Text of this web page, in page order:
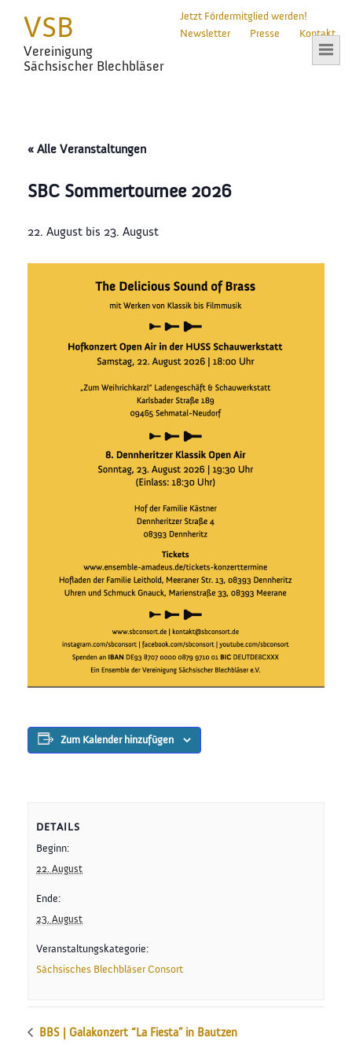
VSB
Vereinigung
Sächsischer Blechbläser
Jetzt Fördermitglied werden!
Newsletter
Presse Kontakt
« Alle Veranstaltungen
SBC Sommertournee 2026
22. August bis 23. August
Zum Kalender hinzufügen
DETAILS
Beginn:
22. August
Ende:
23. August
Veranstaltungskategorie:
Sächsisches Blechbläser Consort
BBS | Galakonzert “La Fiesta” in Bautzen